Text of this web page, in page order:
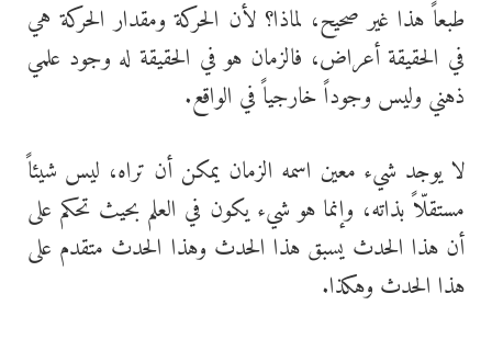
طبعاً هذا غير صحيح، لماذا؟ لأن الحركة ومقدار الحركة هي
في الحقيقة أعراض، فالزمان هو في الحقيقة له وجود علمي
ذهني وليس وجوداً خارجياً في الواقع.
لا يوجد شيء معين اسمه الزمان يمكن أن تراه، ليس شيئاً
مستقلّاً بذاته، وإنما هو شيء يكون في العلم بحيث تحكم على
أن هذا الحدث يسبق هذا الحدث وهذا الحدث متقدم على
هذا الحدث وهكذا.